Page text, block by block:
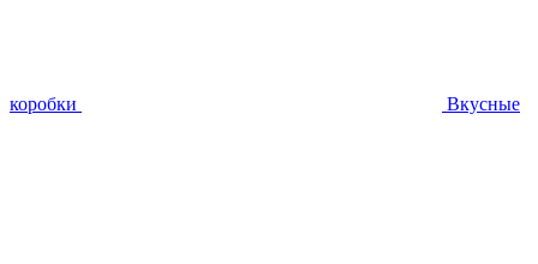
коробки Вкусные